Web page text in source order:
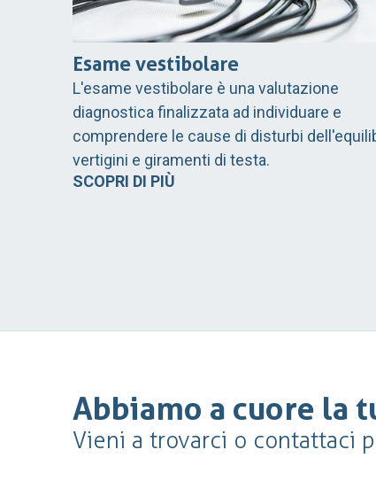
Esame vestibolare
L'esame vestibolare è una valutazione
diagnostica finalizzata ad individuare e
comprendere le cause di disturbi
vertigini e giramenti di testa.
SCOPRI DI PIÙ
Abbiamo a cuore la
Vieni a trovarci o contattaci